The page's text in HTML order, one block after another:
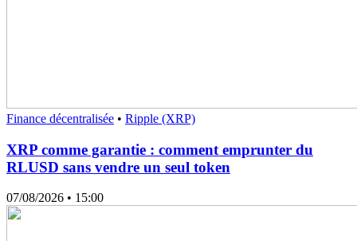
Finance décentralisée • Ripple (XRP)
XRP comme garantie : comment emprunter du
RLUSD sans vendre un seul token
07/08/2026 • 15:00